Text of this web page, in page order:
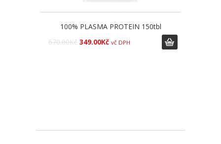
100% PLASMA PROTEIN 150tbl
670.00Kč 349.00Kč vč DPH